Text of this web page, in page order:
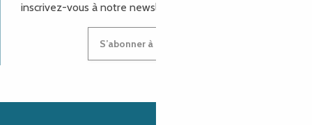
inscrivez-vous à notre newsletter.
S’abonner à la newsletter